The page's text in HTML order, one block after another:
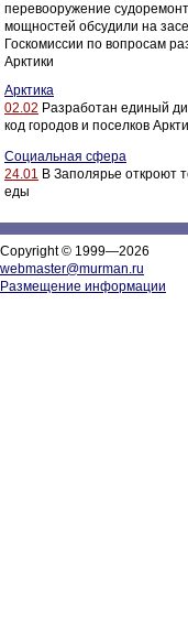
перевооружение
мощностей обсудили на
Госкомиссии по вопросам
Арктики
Арктика
02.02 Разработан единый
код городов и поселков
Социальная сфера
24.01 В Заполярье откроют
еды
Copyright © 1999—2026
webmaster@murman.ru
Размещение информации